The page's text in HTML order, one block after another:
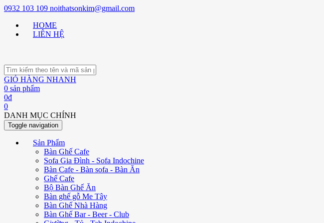
0932 103 109 noithatsonkim@gmail.com
HOME
LIÊN HỆ
GIỎ HÀNG NHANH
0 sản phẩm
0đ
0
DANH MỤC CHÍNH
Toggle navigation
Sản Phẩm
Bàn Ghế Cafe
Sofa Gia Đình - Sofa Indochine
Bàn Cafe - Bàn sofa - Bàn Ăn
Ghế Cafe
Bộ Bàn Ghế Ăn
Bàn ghế gỗ Me Tây
Bàn Ghế Nhà Hàng
Bàn Ghế Bar - Beer - Club